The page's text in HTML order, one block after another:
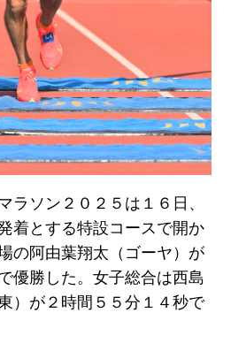
ソン２０２５は１６日、
着とする特設コースで開か
の阿由葉翔太（ゴーヤ）が
優勝した。女子総合は西島
）が２時間５５分１４秒で